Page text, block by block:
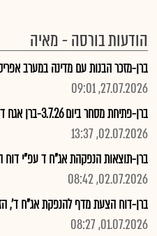
הודעות בורסה - מאיה
ברן-מזכר הבנות עם מדינה במערב
27.07.2026, 09:01
ברן-פתיחת מסחר ביום 3.7.26-ברן אגח ד
02.07.2026, 13:37
ברן-תוצאות הנפקהת אג"ח ד עפ"י דוח
02.07.2026, 08:42
ברן-דוח הצעת מדף להנפקת אג"ח ד',
01.07.2026, 08:27